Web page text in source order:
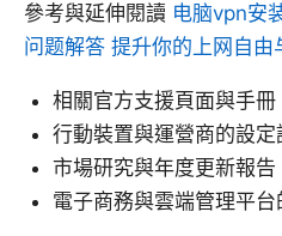
參考與延伸閱讀 电脑vpn安
问题解答 提升你的上网自由
相關官方支援頁面與手冊
行動裝置與運營商的設定
市場研究與年度更新報告
電子商務與雲端管理平台